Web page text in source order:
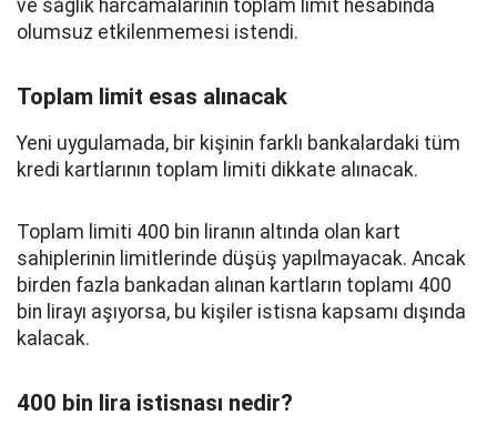
ve sağlık harcamalarının toplam limit hesabında
olumsuz etkilenmemesi istendi.
Toplam limit esas alınacak
Yeni uygulamada, bir kişinin farklı bankalardaki tüm
kredi kartlarının toplam limiti dikkate alınacak.
Toplam limiti 400 bin liranın altında olan kart
sahiplerinin limitlerinde düşüş yapılmayacak. Ancak
birden fazla bankadan alınan kartların toplamı 400
bin lirayı aşıyorsa, bu kişiler istisna kapsamı dışında
kalacak.
400 bin lira istisnası nedir?